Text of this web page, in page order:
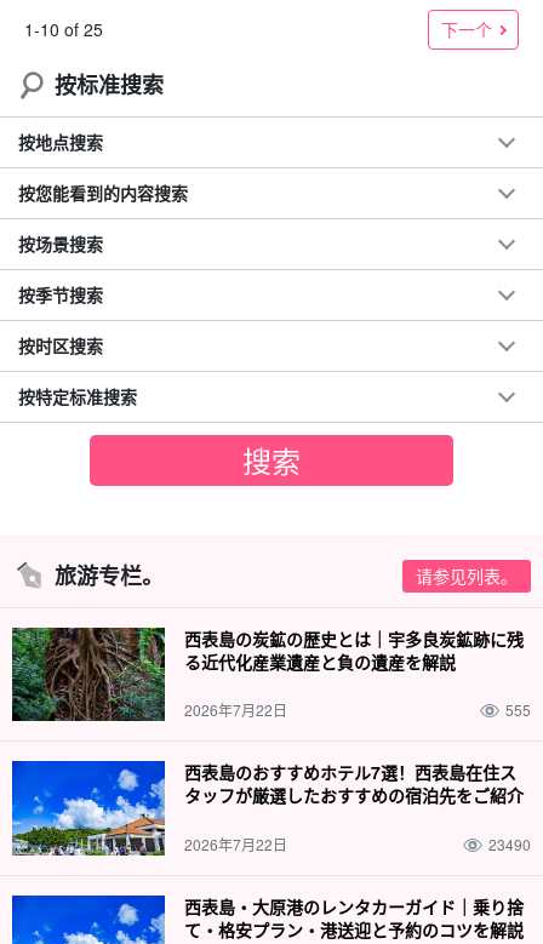
1-10 of 25 下一个
按标准搜索
按地点搜索
按您能看到的内容搜索
按场景搜索
按季节搜索
按时区搜索
按特定标准搜索
旅游专栏。 请参见列表。
西表島の炭鉱の歴史とは｜宇多良炭鉱跡に残
る近代化産業遺産と負の遺産を解説
2026年7月22日 555
西表島のおすすめホテル7選！西表島在住ス
タッフが厳選したおすすめの宿泊先をご紹介
2026年7月22日 23490
西表島・大原港のレンタカーガイド｜乗り捨
て・格安プラン・港送迎と予約のコツを解説